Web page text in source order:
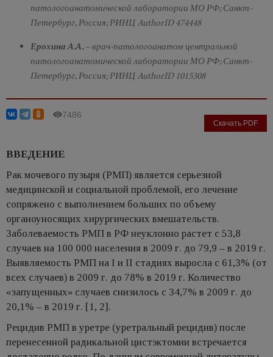
патологоанатомической лаборатории МО РФ; Санкт-
Петербург, Россия; РИНЦ AuthorID 474448
Ерохина А.А. – врач-патологоанатом центральной
патологоанатомической лаборатории МО РФ; Санкт-
Петербург, Россия; РИНЦ AuthorID 1015308
7486
Скачать PDF
ВВЕДЕНИЕ
Рак мочевого пузыря (РМП) является серьезной
медицинской и социальной проблемой, его лечение
сопряжено с выполнением больших по объему
органоуносящих хирургических вмешательств.
Заболеваемость РМП в РФ неуклонно растет с 53,8
случаев на 100 000 населения в 2009 г. до 79,9 – в 2019 г.
Выявляемость РМП на I и II стадиях выросла с 61,3% (от
всех случаев) в 2009 г. до 78% в 2019 г. Количество
«запущенных» случаев снизилось с 34,7% в 2009 г. до
20,1% – в 2019 г. [1, 2].
Рецидив РМП в уретре (уретральный рецидив) после
перенесенной радикальной цистэктомии встречается